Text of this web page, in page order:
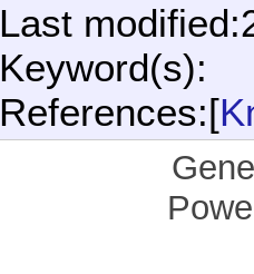
Last
Keyword(s):
References:[